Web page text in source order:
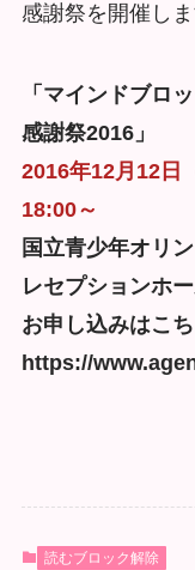
感謝祭を開催しま
「マインドブロ
感謝祭2016」
2016年12月12日
18:00～
国立青少年オリ
レセプションホ
お申し込みはこ
https://
読むブロック解除